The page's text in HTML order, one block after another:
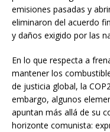
emisiones pasadas y
eliminaron del acuerdo
y daños exigido por las
En lo que respecta a
mantener los
de justicia global, la
embargo, algunos
apuntan más allá de su
horizonte comunista: